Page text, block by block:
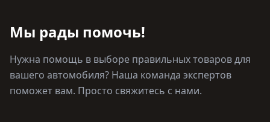
Мы рады помочь!
Нужна помощь в выборе правильных товаров для
вашего автомобиля? Наша команда экспертов
поможет вам. Просто свяжитесь с нами.